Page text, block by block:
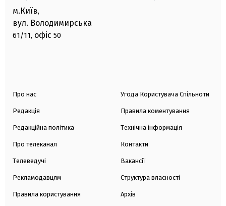
м.Київ,
вул. Володимирська
61/11, офіс 50
Про нас
Редакція
Редакційна політика
Про телеканал
Телеведучі
Рекламодавцям
Правила користування
Угода Користувача Спільноти
Правила коментування
Технічна інформація
Контакти
Вакансії
Структура власності
Архів